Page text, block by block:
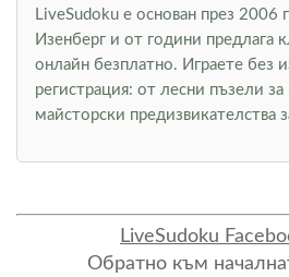
LiveSudoku е основан през 2006
Изенберг и от години предлага
онлайн безплатно. Играете без
регистрация: от лесни пъзели
майсторски предизвикателства
LiveSudoku
Обратно към